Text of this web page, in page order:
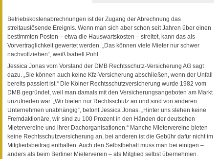
Betriebskostenabrechnungen ist der Zugang der Abrechnung das
streitauslösende Ereignis. Wenn man sich aber schon seit Jahren über einen
bestimmten Posten – etwa die Hauswartskosten – streitet, kann das als
Vorvertraglichkeit gewertet werden. „Das können viele Mieter nur schwer
nachvollziehen“, weiß Isabell Pohl.
Jessica Jonas vom Vorstand der DMB Rechtsschutz-Versicherung AG sagt
dazu. „Sie können auch keine Kfz-Versicherung abschließen, wenn der Unfall
bereits passiert ist.“ Die Kölner Rechtsschutzversicherung wurde 1982 vom
DMB gegründet, weil man damals mit den Versicherungsangeboten am Markt
unzufrieden war. „Wir bieten nur Rechtsschutz an und sind von anderen
Unternehmen unabhängig“, betont Jessica Jonas. „Hinter uns stehen keine
Fremdaktionäre, wir sind zu 100 Prozent in den Händen der deutschen
Mietervereine und ihrer Dachorganisationen.“ Manche Mietervereine bieten
keine Rechtsschutzversicherung an, bei anderen ist die Gebühr dafür nicht im
Mitgliedsbeitrag enthalten. Auch den Selbstbehalt muss man bei einigen –
anders als beim Berliner Mieterverein – als Mitglied selbst übernehmen.